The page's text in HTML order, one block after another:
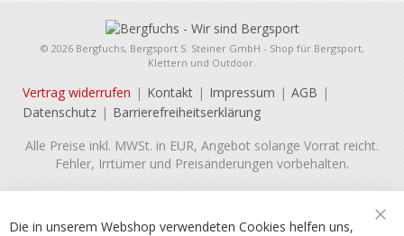
© 2026 Bergfuchs, Bergsport S. Steiner GmbH - Shop für Bergsport,
Klettern und Outdoor.
Vertrag widerrufen Kontakt Impressum
AGB
Datenschutz
Barrierefreiheitserklärung
Alle Preise inkl. MWSt. in EUR, Angebot solange Vorrat reicht.
Fehler, Irrtümer und Preisänderungen vorbehalten.
Die in unserem Webshop verwendeten Cookies helfen uns,